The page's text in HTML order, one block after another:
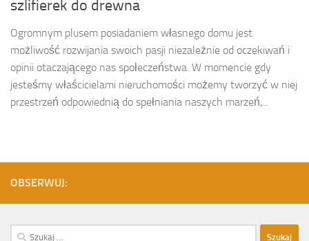
szlifierek do drewna
Ogromnym plusem posiadaniem własnego domu jest
możliwość rozwijania swoich pasji niezależnie od oczekiwań i
opinii otaczającego nas społeczeństwa. W momencie gdy
jesteśmy właścicielami nieruchomości możemy tworzyć w niej
przestrzeń odpowiednią do spełniania naszych marzeń,...
OBSERWUJ:
Szukaj: